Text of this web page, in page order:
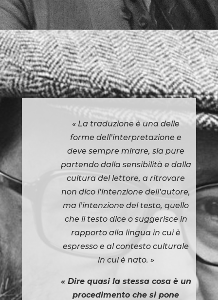
« La traduzione è una delle
forme dell’interpretazione e
deve sempre mirare, sia pure
partendo dalla sensibilità e dalla
cultura del lettore, a ritrovare
non dico l’intenzione dell’autore,
ma l’intenzione del testo, quello
che il testo dice o suggerisce in
rapporto alla lingua in cui è
espresso e al contesto culturale
in cui è nato. »
« Dire quasi la stessa cosa è un
procedimento che si pone